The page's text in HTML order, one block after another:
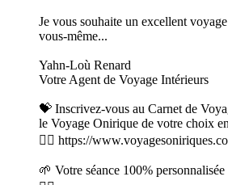
Je vous souhaite un excellent
vous-même...
Yahn-Loù Renard
Votre Agent de Voyage Intérieurs
💝 Inscrivez-vous au Carnet de
le Voyage Onirique de votre choix
👉🏻 https://
🌱 Votre séance 100% personnalisée